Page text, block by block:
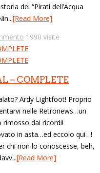
dei “Pirati dell’Acqua
[Read More]
1990 visite
– COMPLETE
Ardy Lightfoot! Proprio
nelle Retronews…un
dai ricordi!
in asta…ed eccolo qui…!
chi non lo conoscesse, beh,
[Read More]